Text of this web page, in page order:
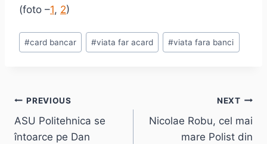
(foto –1, 2)
Post
Tags:
#card bancar #viata far acard #viata fara banci
Post
navigation
PREVIOUS
ASU Politehnica se
întoarce pe Dan
NEXT
Nicolae Robu, cel mai
mare Polist din